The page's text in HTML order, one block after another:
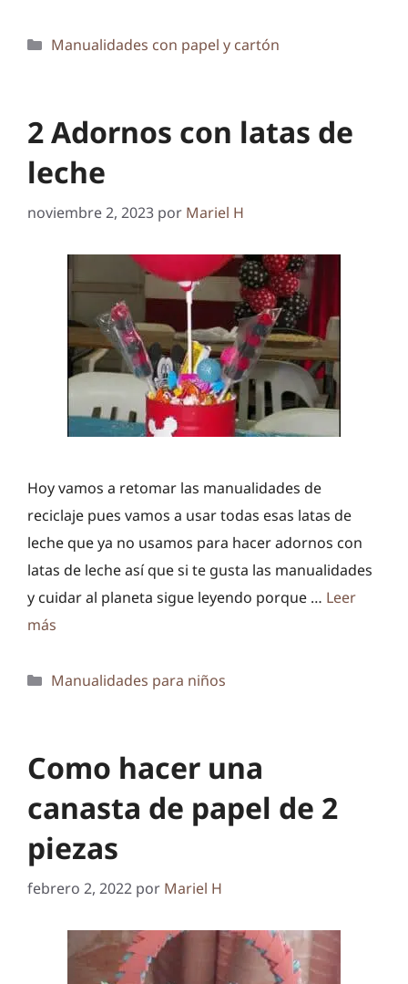
Categorías
Manualidades con papel y cartón
2 Adornos con latas de
leche
noviembre 2, 2023 por Mariel H
Hoy vamos a retomar las manualidades de
reciclaje pues vamos a usar todas esas latas de
leche que ya no usamos para hacer adornos con
latas de leche así que si te gusta las manualidades
y cuidar al planeta sigue leyendo porque … Leer
más
Categorías
Manualidades para niños
Como hacer una
canasta de papel de 2
piezas
febrero 2, 2022 por Mariel H